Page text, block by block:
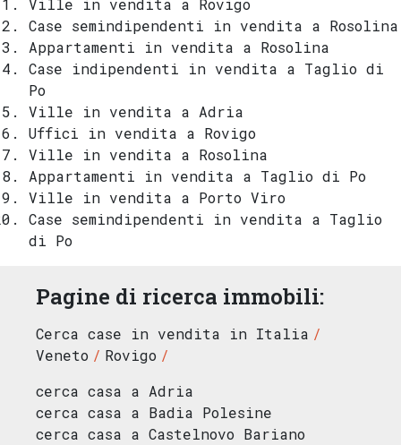
Ville in vendita a Rovigo
Case semindipendenti in vendita a Rosolina
Appartamenti in vendita a Rosolina
Case indipendenti in vendita a Taglio di
Po
Ville in vendita a Adria
Uffici in vendita a Rovigo
Ville in vendita a Rosolina
Appartamenti in vendita a Taglio di Po
Ville in vendita a Porto Viro
Case semindipendenti in vendita a Taglio
di Po
Pagine di ricerca immobili:
Cerca case in vendita in Italia
Veneto
Rovigo
cerca casa a Adria
cerca casa a Badia Polesine
cerca casa a Castelnovo Bariano